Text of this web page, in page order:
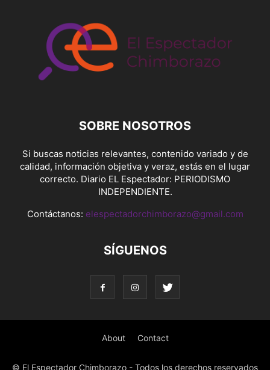
SOBRE NOSOTROS
Si buscas noticias relevantes, contenido variado y de
calidad, información objetiva y veraz, estás en el lugar
correcto. Diario EL Espectador: PERIODISMO
INDEPENDIENTE.
Contáctanos: elespectadorchimborazo@gmail.com
SÍGUENOS
About Contact
© El Espectador Chimborazo - Todos los derechos reservados